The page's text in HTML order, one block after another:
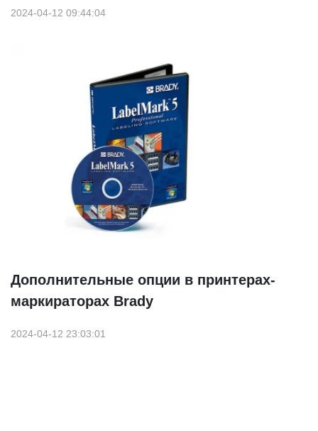
2024-04-12 09:44:04
Дополнительные опции в принтерах-
маркираторах Brady
2024-04-12 23:03:01